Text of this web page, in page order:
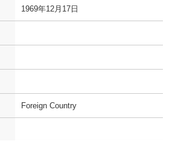
1969年12月17日
Foreign Country